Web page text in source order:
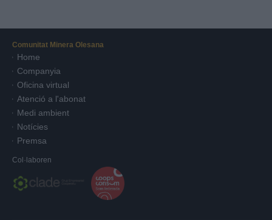
Comunitat Minera Olesana
Home
Companyia
Oficina virtual
Atenció a l'abonat
Medi ambient
Notícies
Premsa
Col·laboren